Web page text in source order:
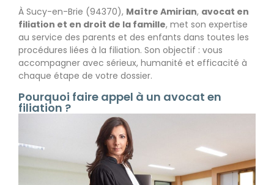
À Sucy-en-Brie (94370), Maître Amirian, avocat en
filiation et en droit de la famille, met son expertise
au service des parents et des enfants dans toutes les
procédures liées à la filiation. Son objectif : vous
accompagner avec sérieux, humanité et efficacité à
chaque étape de votre dossier.
Pourquoi faire appel à un avocat en
filiation ?